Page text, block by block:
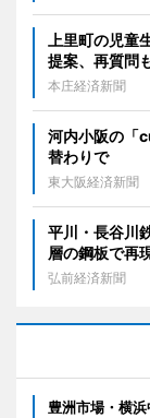
上里町の児
提案、再質問
本庄経済新聞
河内小阪の「
替わりで
東大阪経済新聞
平川・長谷川
層の鋼板で再
弘前経済新聞
豊洲市場・横